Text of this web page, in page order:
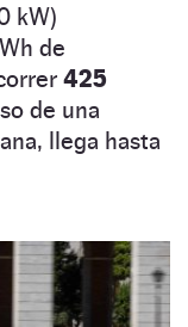
kW)
de
425
de una
llega hasta